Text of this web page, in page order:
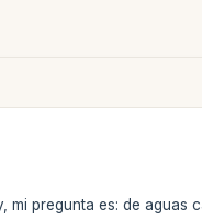
pregunta es: de aguas